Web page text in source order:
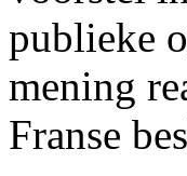
publieke
mening
Franse